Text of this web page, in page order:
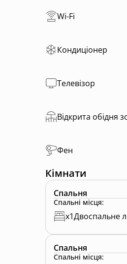
Це місце створене
Wi-Fi
Кондиціонер
Телевізор
Відкрита обідня
Фен
Кімнати
Спальня
Спальні місця:
x1Двоспальне
Спальня
Спальні місця: